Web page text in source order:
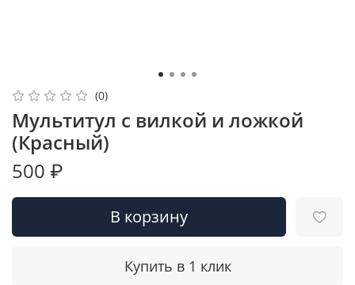
(0)
Мультитул с вилкой и ложкой
(Красный)
500 ₽
В корзину
Купить в 1 клик